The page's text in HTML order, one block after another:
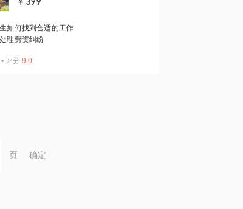
如何找到合适的工作
理劳资纠纷
• 评分 9.0
页 确定